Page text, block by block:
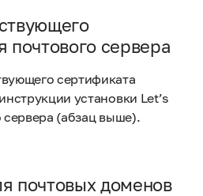
почтового сервера
сертификата
установки Let’s
сервера (абзац выше).
почтовых доменов